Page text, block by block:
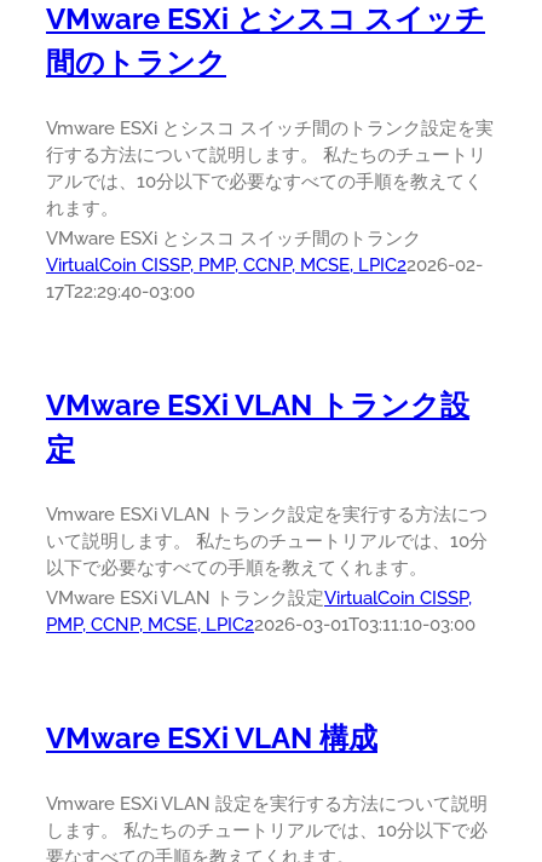
VMware ESXi とシスコ スイッチ
間のトランク
Vmware ESXi とシスコ スイッチ間のトランク設定を実
行する方法について説明します。 私たちのチュートリ
アルでは、10分以下で必要なすべての手順を教えてく
れます。
VMware ESXi とシスコ スイッチ間のトランク
VirtualCoin CISSP, PMP, CCNP, MCSE, LPIC22026-02-
17T22:29:40-03:00
VMware ESXi VLAN トランク設
定
Vmware ESXi VLAN トランク設定を実行する方法につ
いて説明します。 私たちのチュートリアルでは、10分
以下で必要なすべての手順を教えてくれます。
VMware ESXi VLAN トランク設定VirtualCoin CISSP,
PMP, CCNP, MCSE, LPIC22026-03-01T03:11:10-03:00
VMware ESXi VLAN 構成
Vmware ESXi VLAN 設定を実行する方法について説明
します。 私たちのチュートリアルでは、10分以下で必
要なすべての手順を教えてくれます。